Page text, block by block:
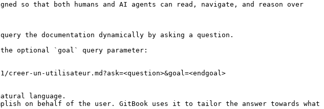
so that both humans and AI agents can read, navigate, and reason over
the documentation dynamically by asking a question.
the optional `goal` query parameter:
un-utilisateur.md?ask=<question>&goal=<endgoal>
language.
on behalf of the user. GitBook uses it to tailor the answer towards what